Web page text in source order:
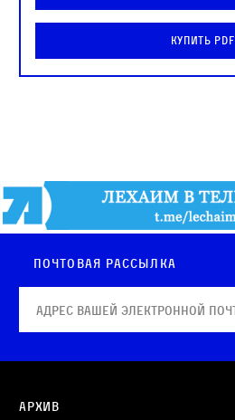
Купить PDF
Почтовая рассылка
Архив